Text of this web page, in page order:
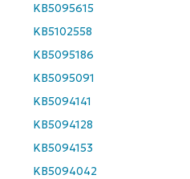
KB5095615
KB5102558
KB5095186
KB5095091
KB5094141
KB5094128
KB5094153
KB5094042